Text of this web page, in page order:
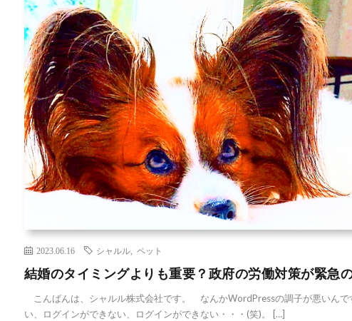
2023.06.16 シャルル, ペット
結婚のタイミングよりも重要？政府の労働対策が緊急
こんばんは、シャルル株式会社です。 なんかWordPressの調子が悪いんで
い、ログインができない、ログインができない・・・(笑)。 […]